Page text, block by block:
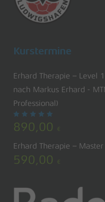
Kurstermine
Erhard Therapie – Level
nach Markus Erhard -
Professional)
Bewertet
mit 5.00
890,00 €
Erhard Therapie – Master
590,00 €